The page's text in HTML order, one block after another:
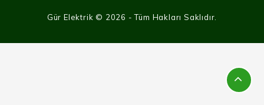
Gür Elektrik © 2026 - Tüm Hakları Saklıdır.